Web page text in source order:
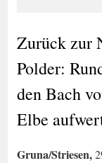
Zurück zur
Polder:
den Bach
Elbe
Gruna/Striesen,